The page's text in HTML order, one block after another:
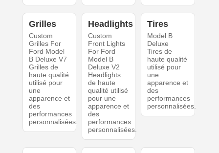
Grilles
Custom
Grilles For
Ford Model
B Deluxe V7
Grilles de
haute qualité
utilisé pour
une
apparence et
des
performances
personnalisées.
Headlights
Custom
Front Lights
For Ford
Model B
Deluxe V2
Headlights
de haute
qualité utilisé
pour une
apparence et
des
performances
personnalisées.
Tires
Model B
Deluxe
Tires de
haute qualité
utilisé pour
une
apparence et
des
performances
personnalisées.